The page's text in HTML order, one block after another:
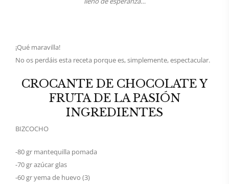
¡Qué maravilla!
No os perdáis esta receta porque es, simplemente, espectacular.
CROCANTE DE CHOCOLATE Y
FRUTA DE LA PASIÓN
INGREDIENTES
BIZCOCHO
-80 gr mantequilla pomada
-70 gr azúcar glas
-60 gr yema de huevo (3)